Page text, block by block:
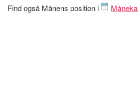
Find også Månens position i